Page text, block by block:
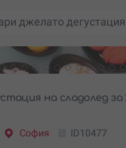
джелато дегустация
на сладолед за
София ID10477